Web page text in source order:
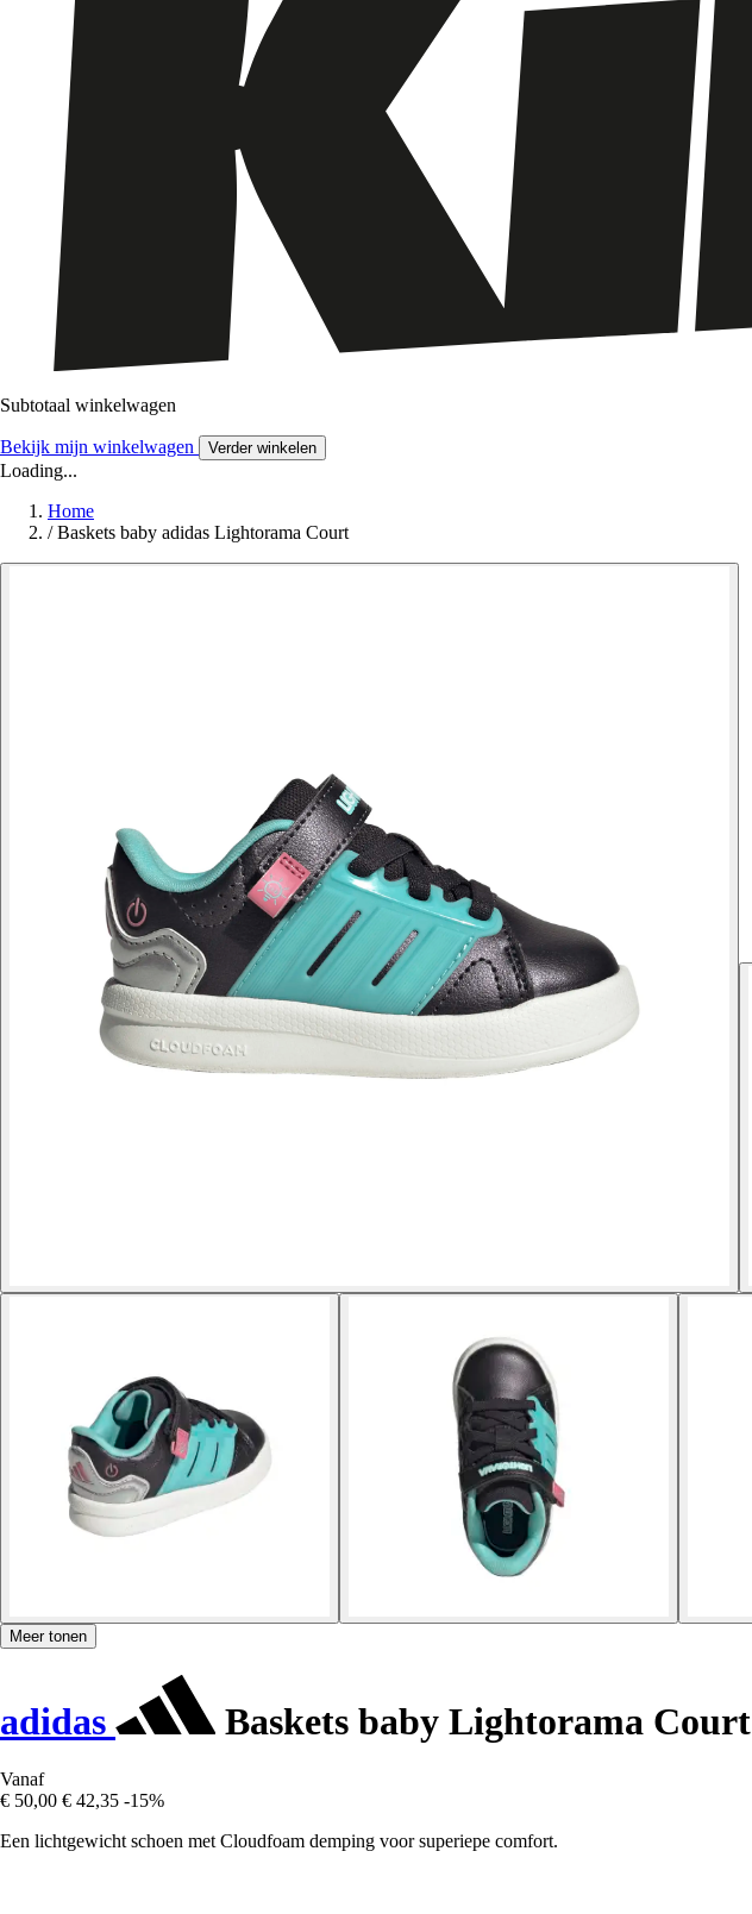
Subtotaal winkelwagen
Bekijk mijn winkelwagen Verder winkelen
Loading...
Home
/ Baskets baby adidas Lightorama Court
Meer tonen
adidas Baskets baby Lightorama Court
Vanaf
€ 50,00 € 42,35 -15%
Een lichtgewicht schoen met Cloudfoam demping voor superiepe comfort.